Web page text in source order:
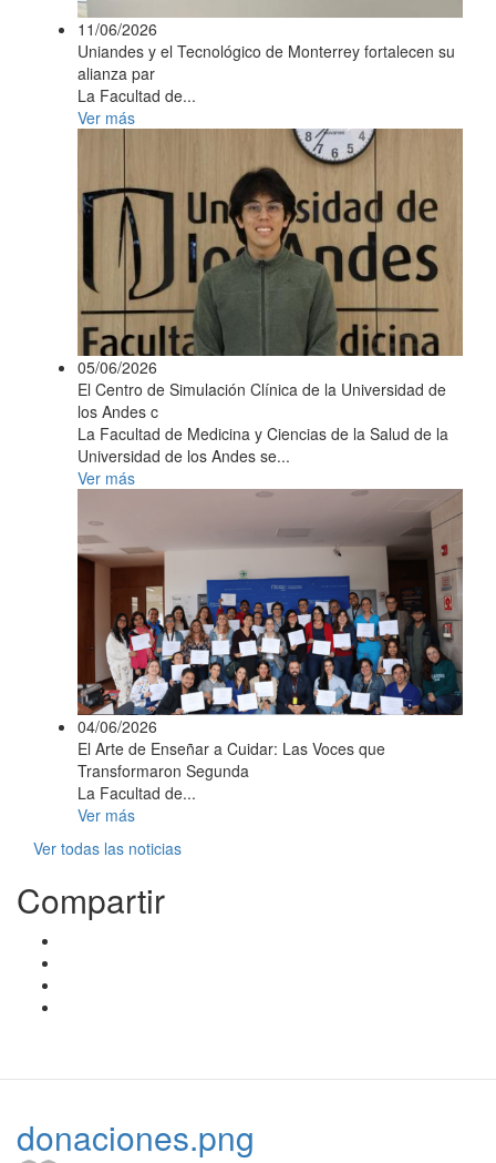
11/06/2026
Uniandes y el Tecnológico de Monterrey fortalecen su
alianza par
La Facultad de...
Ver más
05/06/2026
El Centro de Simulación Clínica de la Universidad de
los Andes c
La Facultad de Medicina y Ciencias de la Salud de la
Universidad de los Andes se...
Ver más
04/06/2026
El Arte de Enseñar a Cuidar: Las Voces que
Transformaron Segunda
La Facultad de...
Ver más
Ver todas las noticias
Compartir
donaciones.png